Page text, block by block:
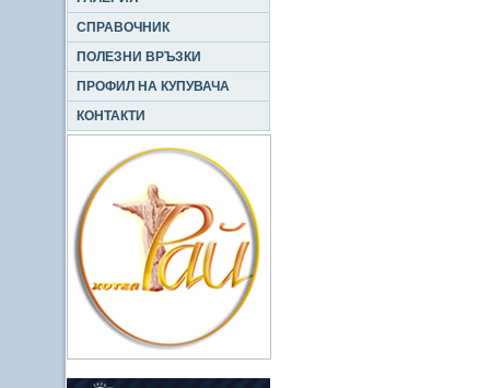
СПРАВОЧНИК
ПОЛЕЗНИ ВРЪЗКИ
ПРОФИЛ НА КУПУВАЧА
КОНТАКТИ